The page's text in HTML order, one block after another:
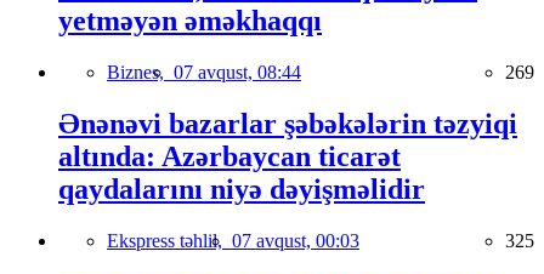
yetməyən əməkhaqqı
Biznes, 07 avqust, 08:44 269
Ənənəvi bazarlar şəbəkələrin təzyiqi
altında: Azərbaycan ticarət
qaydalarını niyə dəyişməlidir
Ekspress təhlil, 07 avqust, 00:03 325